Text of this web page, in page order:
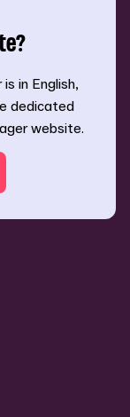
in English,
dedicated
website.